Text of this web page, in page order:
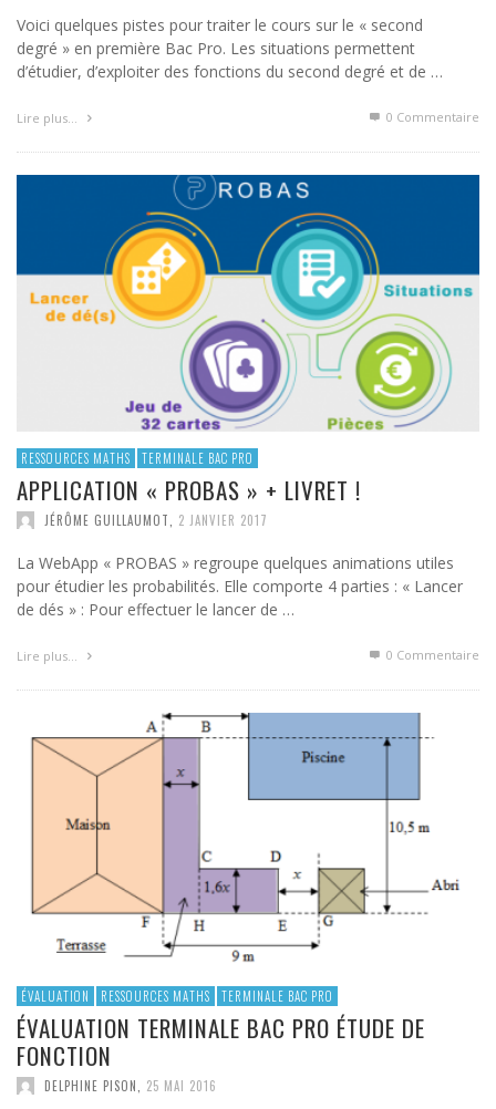
Voici quelques pistes pour traiter le cours sur le « second
degré » en première Bac Pro. Les situations permettent
d’étudier, d’exploiter des fonctions du second degré et de …
Lire plus… 0 Commentaire
RESSOURCES MATHS TERMINALE BAC PRO
APPLICATION « PROBAS » + LIVRET !
JÉRÔME GUILLAUMOT 2 JANVIER 2017
La WebApp « PROBAS » regroupe quelques animations utiles
pour étudier les probabilités. Elle comporte 4 parties : « Lancer
de dés » : Pour effectuer le lancer de …
Lire plus… 0 Commentaire
ÉVALUATION RESSOURCES MATHS TERMINALE BAC PRO
ÉVALUATION TERMINALE BAC PRO ÉTUDE DE
FONCTION
DELPHINE PISON 25 MAI 2016